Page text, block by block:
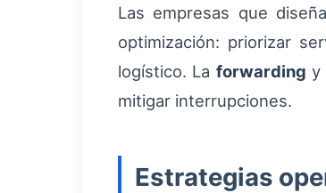
Las empresas que
optimización: priorizar
logístico. La forwarding y
mitigar interrupciones.
Estrategias